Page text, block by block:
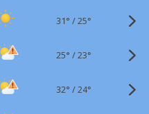
31° /25°
25° /23°
32° /24°